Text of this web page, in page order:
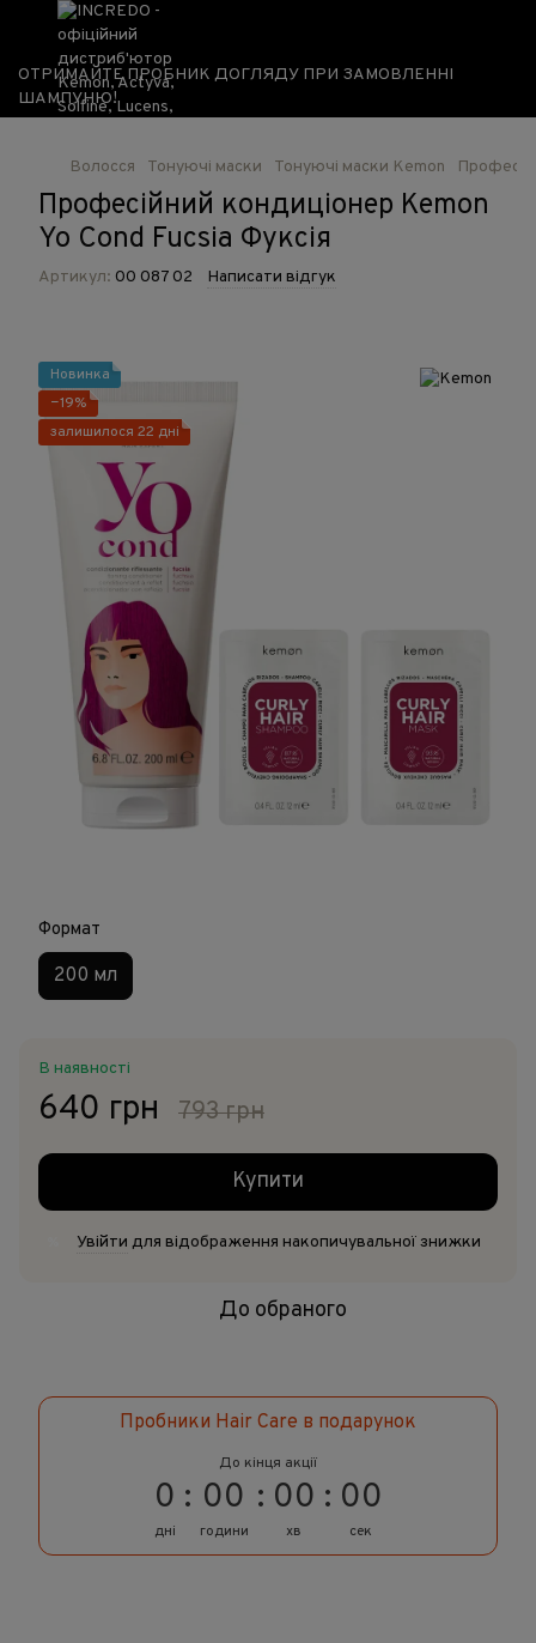
ОТРИМАЙТЕ ПРОБНИК ДОГЛЯДУ ПРИ ЗАМОВЛЕННІ
ШАМПУНЮ!
Волосся Тонуючі маски Тонуючі маски Kemon
Професійний кондиціонер Kemon
Yo Cond Fucsia Фуксія
Артикул: 00 087 02 Написати відгук
Новинка
−19%
залишилося 22 дні
Формат
200 мл
В наявності
640 грн 793 грн
Купити
Увійти для відображення накопичувальної знижки
До обраного
Пробники Hair Care в подарунок
До кінця акції
0
дні
00
години
00
хв
00
сек